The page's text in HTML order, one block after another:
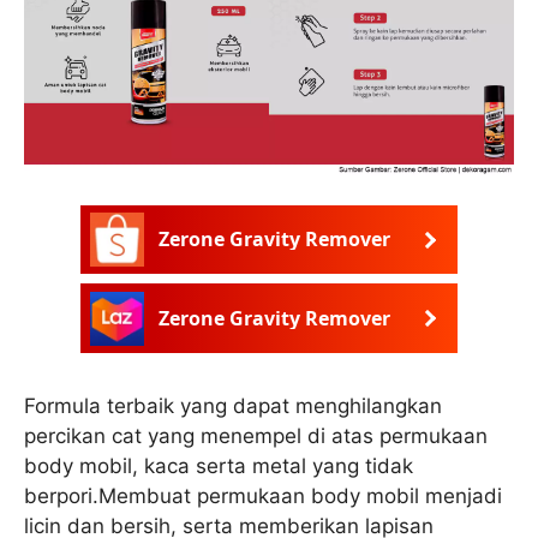
Zerone Gravity Remover
Zerone Gravity Remover
Formula terbaik yang dapat menghilangkan
percikan cat yang menempel di atas permukaan
body mobil, kaca serta metal yang tidak
berpori.Membuat permukaan body mobil menjadi
licin dan bersih, serta memberikan lapisan